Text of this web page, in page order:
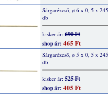
Sárgarézcső, ø 6 x 0, 5 x
db
kisker ár: 690 Ft
shop ár: 465 Ft
Sárgarézcső, ø 5 x 0, 5 x
db
kisker ár: 525 Ft
shop ár: 405 Ft